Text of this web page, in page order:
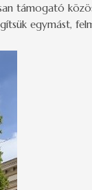
támogató
egymást,